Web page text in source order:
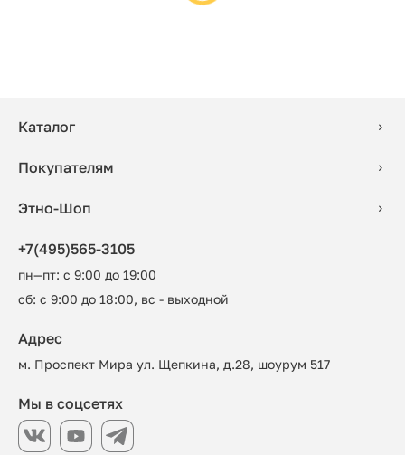
Каталог
Покупателям
Этно-Шоп
+7(495)565-3105
пн—пт: с 9:00 до 19:00
сб: с 9:00 до 18:00, вс - выходной
Адрес
м. Проспект Мира ул. Щепкина, д.28, шоурум 517
Мы в соцсетях